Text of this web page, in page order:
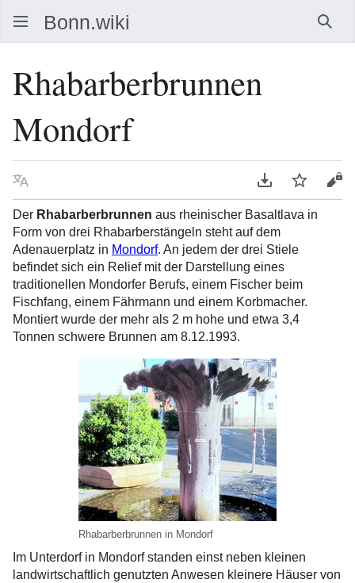
Rhabarberbrunnen
Mondorf
Sprache PDF
Der Rhabarberbrunnen aus rheinischer Basaltlava in
Form von drei Rhabarberstängeln steht auf dem
Adenauerplatz in Mondorf. An jedem der drei Stiele
befindet sich ein Relief mit der Darstellung eines
traditionellen Mondorfer Berufs, einem Fischer beim
Fischfang, einem Fährmann und einem Korbmacher.
Montiert wurde der mehr als 2 m hohe und etwa 3,4
Tonnen schwere Brunnen am 8.12.1993.
Rhabarberbrunnen in Mondorf
Im Unterdorf in Mondorf standen einst neben kleinen
landwirtschaftlich genutzten Anwesen kleinere Häuser von